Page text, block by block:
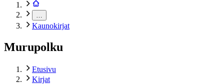
Kaunokirjat
Murupolku
Etusivu
Kirjat